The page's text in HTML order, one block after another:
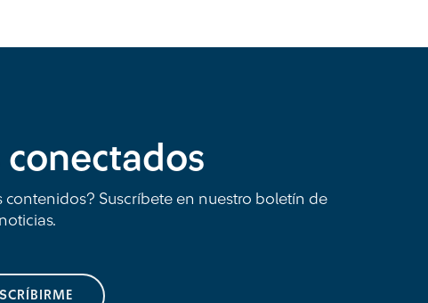
contenidos? Suscríbete en nuestro boletín de
noticias.